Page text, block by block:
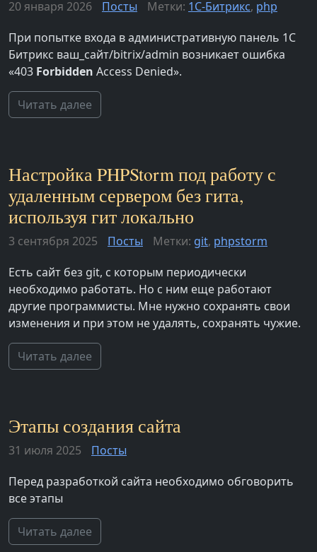
20 января 2026 Посты Метки: 1С-Битрикс, php
При попытке входа в административную панель 1С
Битрикс ваш_сайт/bitrix/admin возникает ошибка
«403 Forbidden Access Denied».
Читать далее
Настройка PHPStorm под работу с
удаленным сервером без гита,
используя гит локально
3 сентября 2025 Посты Метки: git, phpstorm
Есть сайт без git, с которым периодически
необходимо работать. Но с ним еще работают
другие программисты. Мне нужно сохранять свои
изменения и при этом не удалять, сохранять чужие.
Читать далее
Этапы создания сайта
31 июля 2025
Посты
Перед разработкой сайта необходимо обговорить
все этапы
Читать далее